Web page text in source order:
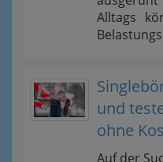
Alltags
und
ohne
Auf der